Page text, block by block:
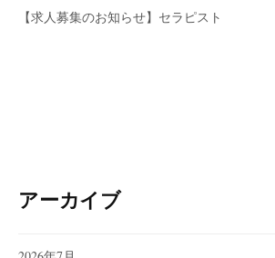
【求人募集のお知らせ】セラピスト
アーカイブ